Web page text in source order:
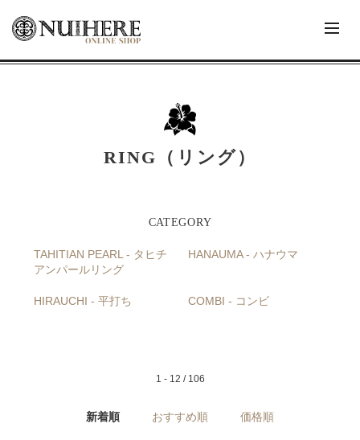
RING（リング）
TAHITIAN PEARL - タヒチ
アンパールリング
HANAUMA - ハナウマ
HIRAUCHI - 平打ち COMBI - コンビ
1 - 12 / 106
新着順 おすすめ順 価格順